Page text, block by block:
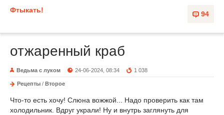
94
Фтыкать!
отжаренный краб
Ведьма с луком 24-06-2024, 08:34 1 038
Рецепты / Второе
Что-то есть хочу! Слюна вожжой... Надо проверить как там
холодильник. Вдруг украли! Ну и внутрь заглянуть для